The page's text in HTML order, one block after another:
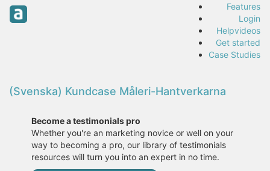
Features
Login
Helpvideos
Get started
Case Studies
(Svenska) Kundcase Måleri-Hantverkarna
Become a testimonials pro
Whether you're an marketing novice or well on your
way to becoming a pro, our library of testimonials
resources will turn you into an expert in no time.